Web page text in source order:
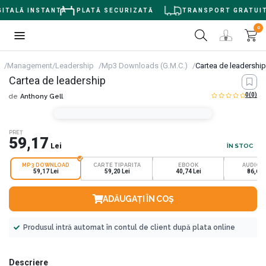
INSTANTĂ PLATĂ SECURIZATĂ TRANSPORT GRATUIT
0
Management/Leadership Mp3 Downloads (G.M.C.) Cartea de leadership
Cartea de leadership
de Anthony Gell 0(0)
PREȚ
59,17 Lei ÎN STOC
MP3 DOWNLOAD
59,17 Lei
CARTE TIPARITA
59,20 Lei
EBOOK
40,74 Lei 86,69
ADĂUGAȚI ÎN COȘ
Produsul intră automat în contul de client după plata online
Descriere